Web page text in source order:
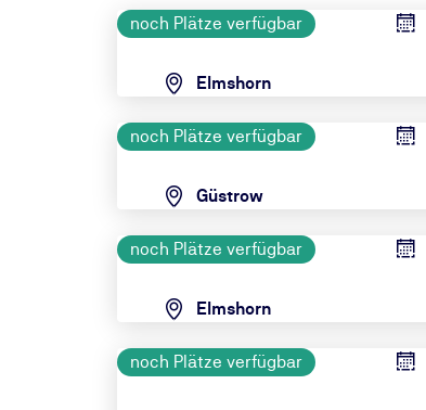
noch Plätze verfügbar
Elmshorn
noch Plätze verfügbar
Güstrow
noch Plätze verfügbar
Elmshorn
noch Plätze verfügbar